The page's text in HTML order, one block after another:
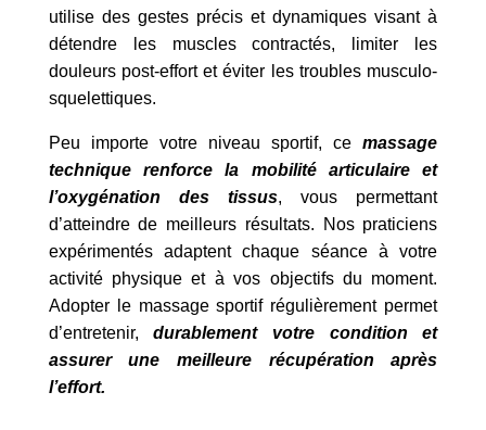
utilise des gestes précis et dynamiques visant à
détendre les muscles contractés, limiter les
douleurs post-effort et éviter les troubles musculo-
squelettiques.
Peu importe votre niveau sportif, cemassage
technique renforce la mobilité articulaire et
l’oxygénation des tissus, vous permettant
d’atteindre de meilleurs résultats. Nos praticiens
expérimentés adaptent chaque séance à votre
activité physique et à vos objectifs du moment.
Adopter le massage sportif régulièrement permet
d’entretenir,durablement votre condition et
assurer une meilleure récupération après
l’effort.